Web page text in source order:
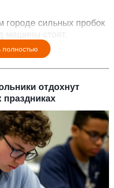
сильных пробок
машины стоят.
полностью
отдохнут